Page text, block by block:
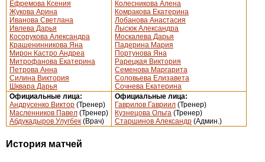
Ефремова Ксения
Жукова Арина
Иванова Светлана
Ивлева Дарья
Косорукова Александра
Крашенинникова Яна
Мирон Кастро Андреа
Митрофанова Екатерина
Петрова Анна
Силина Виктория
Шквара Дарья
Колесникова Алена
Комракова Екатерина
Лобанова Анастасия
Лысюк Александра
Москалева Дарья
Падерина Мария
Портунова Яна
Рарецкая Виктория
Семенова Маргарита
Соловьева Елизавета
Сочнева Екатерина
Официальные лица:
Андрусенко Виктор (Тренер)
Масленников Павел (Тренер)
Абдукадыров Улугбек (Врач)
Официальные лица:
Гаврилов Гавриил (Тренер)
Кузнецова Ольга (Тренер)
Старшинов Александр (Админ.)
История матчей